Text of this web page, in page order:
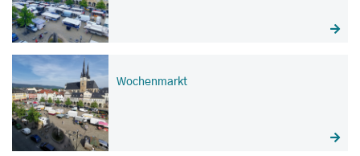
Wochenmarkt